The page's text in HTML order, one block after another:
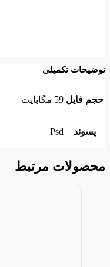
توضیحات تکمیلی
حجم فایل 59 مگابایت
پسوند Psd
محصولات مرتبط